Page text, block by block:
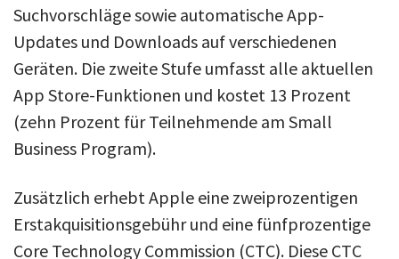
Suchvorschläge sowie automatische App-
Updates und Downloads auf verschiedenen
Geräten. Die zweite Stufe umfasst alle aktuellen
App Store-Funktionen und kostet 13 Prozent
(zehn Prozent für Teilnehmende am Small
Business Program).
Zusätzlich erhebt Apple eine zweiprozentigen
Erstakquisitionsgebühr und eine fünfprozentige
Core Technology Commission (CTC). Diese CTC